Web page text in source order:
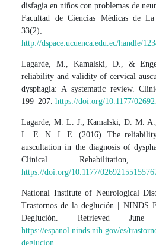
disfagia en niños con problemas de
Facultad de Ciencias Médicas de
33(2),
http://dspace.ucuenca.edu.ec/handle/
Lagarde, M., Kamalski, D., &
reliability and validity of cervical
dysphagia: A systematic review.
199–207.https://doi.org/10.1177/
Lagarde, M. L. J., Kamalski, D. M.
L. E. N. I. E. (2016). The
auscultation in the diagnosis of
Clinical Rehabilitation,
https://doi.org/10.1177/
National Institute of Neurological
Trastornos de la deglución | NINDS
Deglución. Retrieved
https://espanol.ninds.nih.gov/es/
deglucion